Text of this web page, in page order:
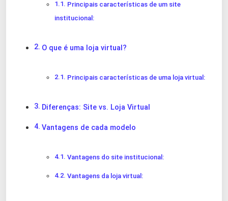
Principais características de um site
institucional:
O que é uma loja virtual?
Principais características de uma loja virtual:
Diferenças: Site vs. Loja Virtual
Vantagens de cada modelo
Vantagens do site institucional:
Vantagens da loja virtual: